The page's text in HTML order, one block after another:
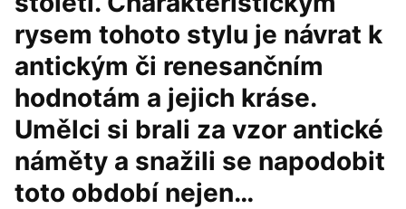
rysem tohoto stylu je návrat k
antickým či renesančním
hodnotám a jejich kráse.
Umělci si brali za vzor antické
náměty a snažili se napodobit
toto období nejen…